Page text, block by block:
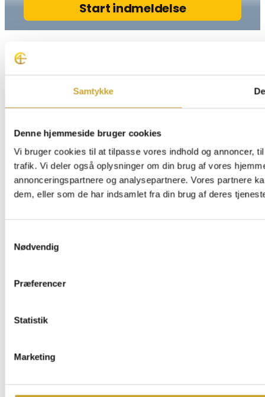
Samtykke
Denne hjemmeside bruger cookies
Vi bruger cookies til at tilpasse vores indhold og annoncer,
trafik. Vi deler også oplysninger om din brug af vores
annonceringspartnere og analysepartnere. Vores partnere
dem, eller som de har indsamlet fra din brug af deres
Nødvendig
Præferencer
Statistik
Marketing